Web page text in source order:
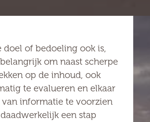
doel of bedoeling ook is,
om naast scherpe
op de inhoud, ook
te evalueren en elkaar
informatie te voorzien
een stap